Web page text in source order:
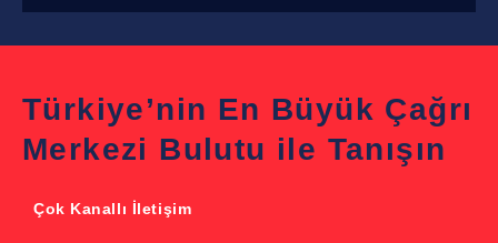
Türkiye’nin En Büyük Çağrı
Merkezi Bulutu ile Tanışın
Çok Kanallı İletişim